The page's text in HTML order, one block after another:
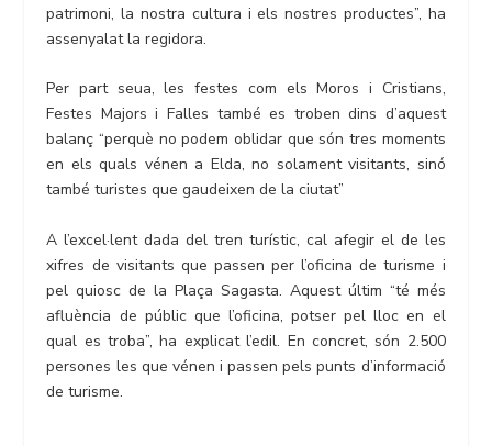
patrimoni, la nostra cultura i els nostres productes”, ha
assenyalat la regidora.
Per part seua, les festes com els Moros i Cristians,
Festes Majors i Falles també es troben dins d’aquest
balanç “perquè no podem oblidar que són tres moments
en els quals vénen a Elda, no solament visitants, sinó
també turistes que gaudeixen de la ciutat”
A l’excel·lent dada del tren turístic, cal afegir el de les
xifres de visitants que passen per l’oficina de turisme i
pel quiosc de la Plaça Sagasta. Aquest últim “té més
afluència de públic que l’oficina, potser pel lloc en el
qual es troba”, ha explicat l’edil. En concret, són 2.500
persones les que vénen i passen pels punts d’informació
de turisme.